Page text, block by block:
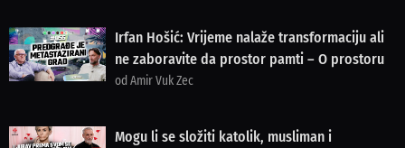
Irfan Hošić: Vrijeme nalaže transformaciju ali
ne zaboravite da prostor pamti – O prostoru
od Amir Vuk Zec
Mogu li se složiti katolik, musliman i